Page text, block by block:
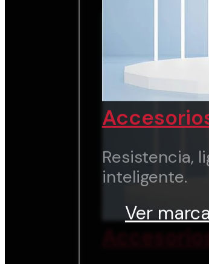
Resistencia,
inteligente.
Ver marca